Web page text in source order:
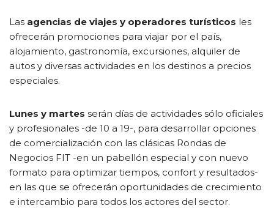
Las agencias de viajes y operadores turísticos les
ofrecerán promociones para viajar por el país,
alojamiento, gastronomía, excursiones, alquiler de
autos y diversas actividades en los destinos a precios
especiales.
Lunes y martes serán días de actividades sólo oficiales
y profesionales -de 10 a 19-, para desarrollar opciones
de comercialización con las clásicas Rondas de
Negocios FIT -en un pabellón especial y con nuevo
formato para optimizar tiempos, confort y resultados-
en las que se ofrecerán oportunidades de crecimiento
e intercambio para todos los actores del sector.